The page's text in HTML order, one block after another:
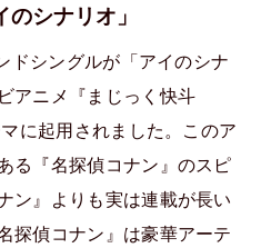
シナリオ」
ドシングルが「アイのシナ
アニメ『まじっく快斗
に起用されました。このア
る『名探偵コナン』のスピ
ン』よりも実は連載が長い
探偵コナン』は豪華アーテ